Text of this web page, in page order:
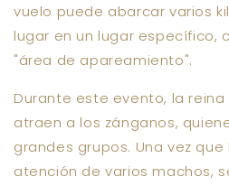
vuelo puede abarcar varios
lugar en un lugar específico,
"área de apareamiento".
Durante este evento, la
atraen a los zánganos,
grandes grupos. Una vez
atención de varios machos,